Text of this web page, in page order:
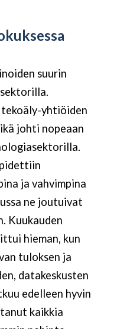
suurin
yhtiöiden
johti nopeaan
ja vahvimpina
ne joutuivat
Kuukauden
hieman, kun
tuloksen ja
datakeskusten
edelleen hyvin
kaikkia